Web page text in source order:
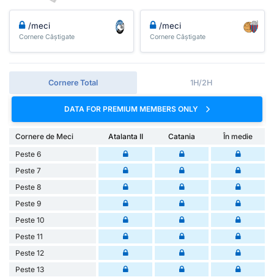
/meci
Cornere Câștigate
/meci
Cornere Câștigate
Cornere Total 1H/2H
DATA FOR PREMIUM MEMBERS ONLY
Cornere de Meci Atalanta II Catania
În medie
Peste 6
Peste 7
Peste 8
Peste 9
Peste 10
Peste 11
Peste 12
Peste 13